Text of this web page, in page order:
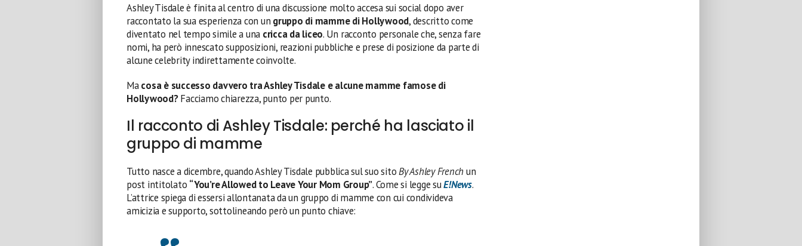
Ashley Tisdale è finita al centro di una discussione molto accesa sui social dopo aver
raccontato la sua esperienza con un gruppo di mamme di Hollywood, descritto come
diventato nel tempo simile a una cricca da liceo. Un racconto personale che, senza fare
nomi, ha però innescato supposizioni, reazioni pubbliche e prese di posizione da parte di
alcune celebrity indirettamente coinvolte.
Macosa è successo davvero tra Ashley Tisdale e alcune mamme famose di
Hollywood?Facciamo chiarezza, punto per punto.
Il racconto di Ashley Tisdale: perché ha lasciato il
gruppo di mamme
Tutto nasce a dicembre, quando Ashley Tisdale pubblica sul suo sitoBy Ashley French un
post intitolato “You’re Allowed to Leave Your Mom Group”. Come si legge suE!News.
L’attrice spiega di essersi allontanata da un gruppo di mamme con cui condivideva
amicizia e supporto, sottolineando però un punto chiave: